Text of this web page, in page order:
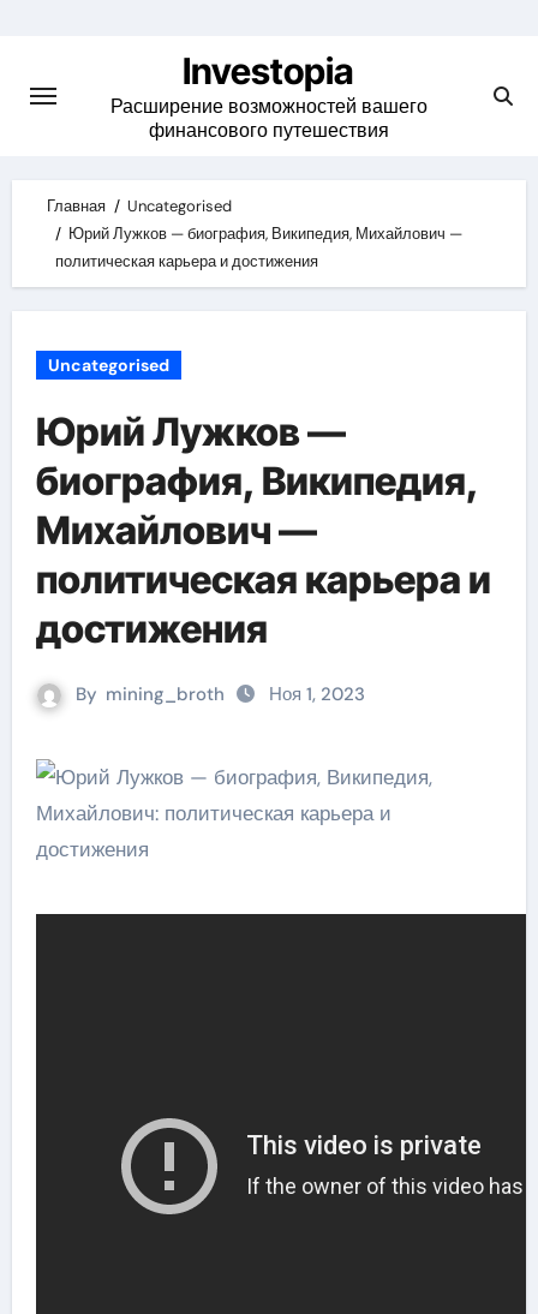
content
Investopia
Расширение возможностей вашего
финансового путешествия
Главная
Uncategorised
Юрий Лужков — биография, Википедия, Михайлович —
политическая карьера и достижения
Uncategorised
Юрий Лужков —
биография, Википедия,
Михайлович —
политическая карьера и
достижения
By mining_broth Ноя 1, 2023